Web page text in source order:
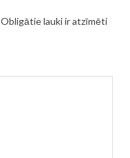
Obligātie lauki ir atzīmēti